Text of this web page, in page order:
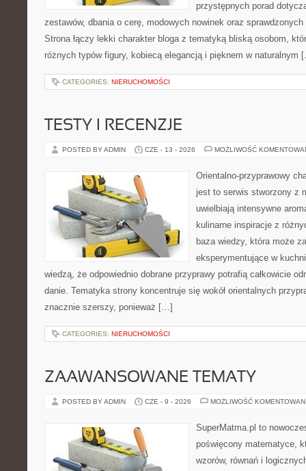
przystępnych porad
zestawów, dbania o cerę, modowych nowinek oraz
Strona łączy lekki charakter bloga z tematyką bliską osobom,
różnych typów figury, kobiecą elegancją i pięknem w naturalnym
CATEGORIES: NIERUCHOMOŚCI
TESTY I RECENZJE
POSTED BY ADMIN CZE - 13 - 2026 MOŻLIWOŚĆ
Orientalno-przyprawowy
jest to serwis stworzony z
uwielbiają intensywne
kulinarne inspiracje z
baza wiedzy, która może
eksperymentujące w
wiedzą, że odpowiednio dobrane przyprawy potrafią całkowicie
danie. Tematyka strony koncentruje się wokół orientalnych
znacznie szerszy, ponieważ […]
CATEGORIES: NIERUCHOMOŚCI
ZAAWANSOWANE TEMATY
POSTED BY ADMIN CZE - 9 - 2026 MOŻLIWOŚĆ
SuperMatma.pl to
poświęcony matematyce,
wzorów, równań i